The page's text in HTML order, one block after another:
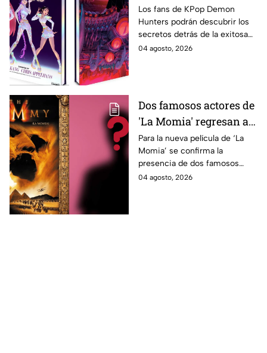
libro de arte con más de
500 ilustraciones
inéditas: ¿se venderá
en México?
Los fans de KPop Demon
Hunters podrán descubrir los
secretos detrás de la exitosa
película gracias a un nuevo
04 agosto, 2026
Dos famosos actores de
'La Momia' regresan a
la nueva película;
descubre de quiénes se
tratan
Para la nueva película de ‘La
Momia’ se confirma la
presencia de dos famosos
actores, ya se dio a conocer
04 agosto, 2026